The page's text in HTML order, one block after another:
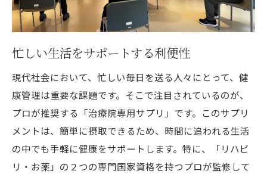
忙しい生活をサポートする利便性
現代社会において、忙しい毎日を送る人々にとって、健
康管理は重要な課題です。そこで注目されているのが、
プロが推奨する「治療院専用サプリ」です。このサプリ
メントは、簡単に摂取できるため、時間に追われる生活
の中でも手軽に健康をサポートします。特に、「リハビ
リ・お薬」の２つの専門国家資格を持つプロが監修して